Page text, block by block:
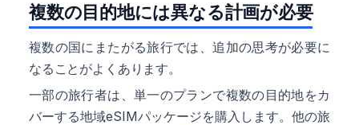
複数の目的地には異なる計画が必要
複数の国にまたがる旅行では、追加の思考が必要に
なることがよくあります。
一部の旅行者は、単一のプランで複数の目的地をカ
バーする地域eSIMパッケージを購入します。他の旅